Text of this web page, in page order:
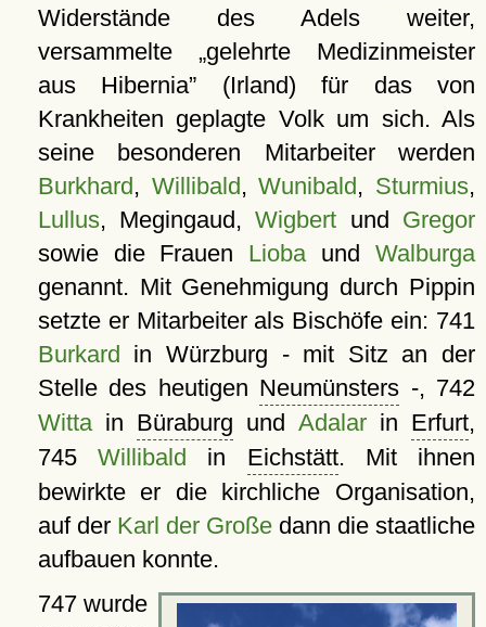
Widerstände des Adels weiter,
versammelte
gelehrte Medizinmeister
aus Hibernia
(Irland) für das von
Krankheiten geplagte Volk um sich. Als
seine besonderen Mitarbeiter werden
Burkhard, Willibald,Wunibald, Sturmius,
Lullus, Megingaud,Wigbert und Gregor
sowie die Frauen LiobaundWalburga
genannt. Mit Genehmigung durch Pippin
setzte er Mitarbeiter als Bischöfe ein: 741
Burkard in Würzburg - mit Sitz an der
Stelle des heutigen Neumünsters -, 742
Wittain Büraburg und Adalarin Erfurt,
745Willibald in Eichstätt. Mit ihnen
bewirkte er die kirchliche Organisation,
auf der Karl der Großedann die staatliche
aufbauen konnte.
747 wurde